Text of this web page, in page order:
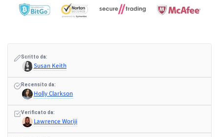
Scritto da:
Susan Keith
Recensito da:
Holly Clarkson
Verificato da:
Lawrence Woriji